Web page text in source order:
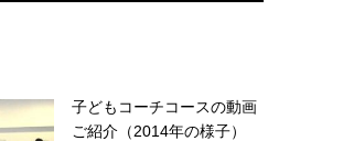
子どもコーチコースの動画
ご紹介（2014年の様子）